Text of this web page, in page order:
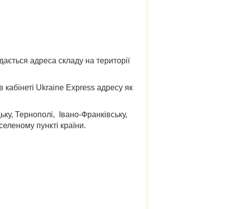
адреса складу на території
Ukraine Express адресу як
Тернополі, Івано-Франківську,
пункті країни.